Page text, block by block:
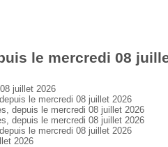
le mercredi 08
juillet 2026
le mercredi 08 juillet 2026
depuis le mercredi 08 juillet 2026
depuis le mercredi 08 juillet 2026
le mercredi 08 juillet 2026
2026